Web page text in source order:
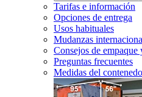
Tarifas e información
Opciones de entrega
Usos habituales
Mudanzas
Consejos de empaque
Preguntas frecuentes
Medidas del